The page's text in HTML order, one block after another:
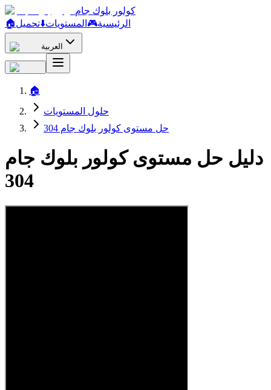
كولور بلوك جام
🏠
الرئيسية🎮 المستويات⬇️تحميل
العربية
🏠
حلول المستويات
حل مستوى كولور بلوك جام 304
دليل حل مستوى كولور بلوك جام
304